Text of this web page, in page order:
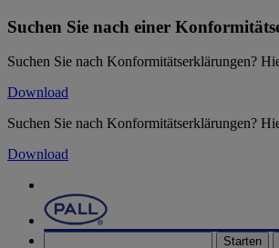
Suchen Sie nach einer
Suchen Sie nach Konformitätserklärungen?
Download
Suchen Sie nach Konformitätserklärungen?
Download
Starten